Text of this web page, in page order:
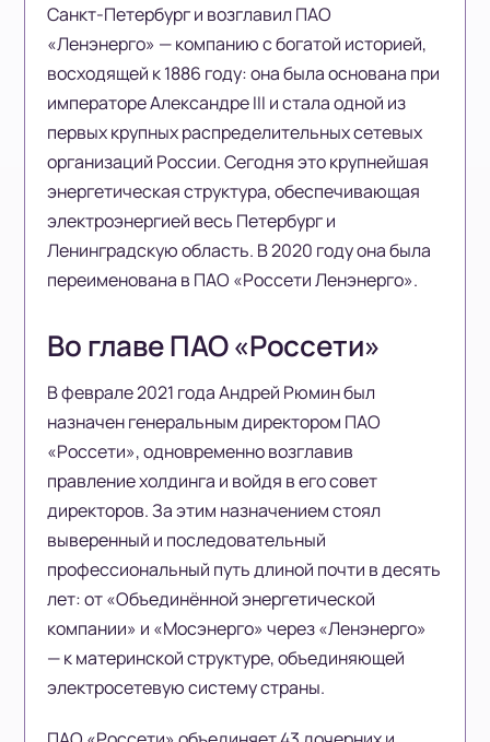
Санкт-Петербург и возглавил ПАО
«Ленэнерго» — компанию с богатой историей,
восходящей к 1886 году: она была основана при
императоре Александре III и стала одной из
первых крупных распределительных сетевых
организаций России. Сегодня это крупнейшая
энергетическая структура, обеспечивающая
электроэнергией весь Петербург и
Ленинградскую область. В 2020 году она была
переименована в ПАО «Россети Ленэнерго».
Во главе ПАО «Россети»
В феврале 2021 года Андрей Рюмин был
назначен генеральным директором ПАО
«Россети», одновременно возглавив
правление холдинга и войдя в его совет
директоров. За этим назначением стоял
выверенный и последовательный
профессиональный путь длиной почти в десять
лет: от «Объединённой энергетической
компании» и «Мосэнерго» через «Ленэнерго»
— к материнской структуре, объединяющей
электросетевую систему страны.